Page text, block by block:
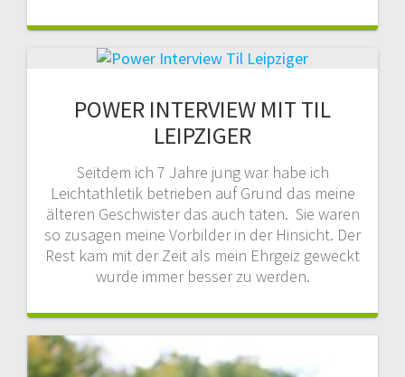
POWER INTERVIEW MIT TIL
LEIPZIGER
Seitdem ich 7 Jahre jung war habe ich
Leichtathletik betrieben auf Grund das meine
älteren Geschwister das auch taten. Sie waren
so zusagen meine Vorbilder in der Hinsicht. Der
Rest kam mit der Zeit als mein Ehrgeiz geweckt
wurde immer besser zu werden.